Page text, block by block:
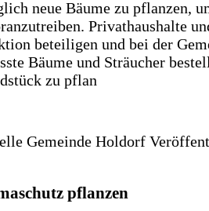
neue Bäume zu pflanzen,
Privathaushalte
beteiligen und bei der
Bäume und Sträucher
zu pflan
Gemeinde Holdorf
pflanzen